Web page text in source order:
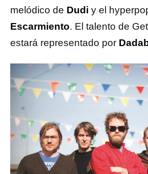
melódico de Dudi y el
Escarmiento. El talento de
estará representado por